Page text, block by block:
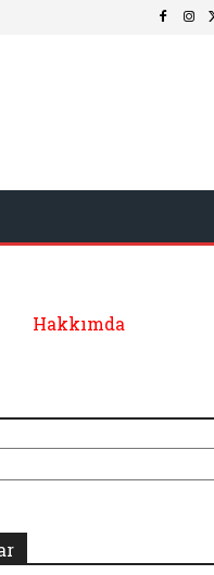
Hakkımda